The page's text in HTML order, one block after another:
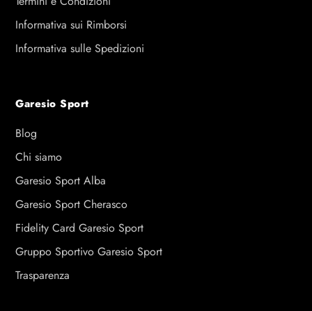
Informativa sui Rimborsi
Informativa sulle Spedizioni
Garesio Sport
Blog
Chi siamo
Garesio Sport Alba
Garesio Sport Cherasco
Fidelity Card Garesio Sport
Gruppo Sportivo Garesio Sport
Trasparenza